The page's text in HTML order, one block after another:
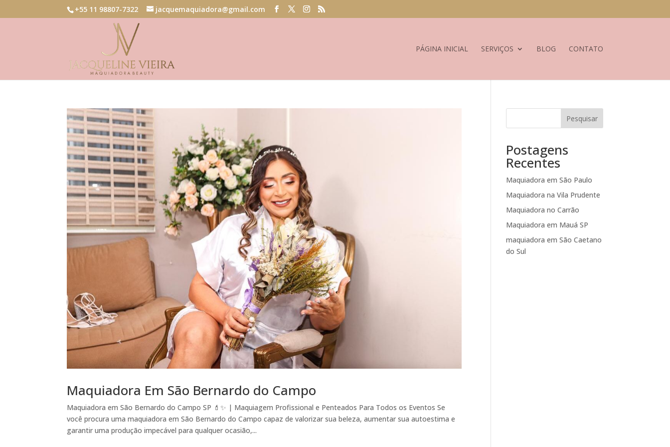
+55 11 98807-7322 jacquemaquiadora@gmail.com
PÁGINA INICIAL SERVIÇOS BLOG CONTATO
Maquiadora Em São Bernardo do Campo
Maquiadora em São Bernardo do Campo SP 💄✨ | Maquiagem Profissional e Penteados Para Todos os Eventos Se
você procura uma maquiadora em São Bernardo do Campo capaz de valorizar sua beleza, aumentar sua autoestima e
garantir uma produção impecável para qualquer ocasião,...
Pesquisar
Postagens
Recentes
Maquiadora em São Paulo
Maquiadora na Vila Prudente
Maquiadora no Carrão
Maquiadora em Mauá SP
maquiadora em São Caetano
do Sul